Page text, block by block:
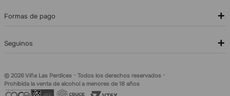
Formas de pago +
Seguinos +
© 2026 Viña Las Perdices · Todos los derechos reservados ·
Prohibida la venta de alcohol a menores de 18 años